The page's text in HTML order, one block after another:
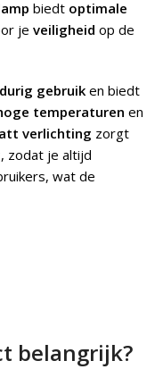
biedt optimale
je veiligheid op de
gebruik en biedt
temperaturen en
verlichting zorgt
, zodat je altijd
wat de
belangrijk?